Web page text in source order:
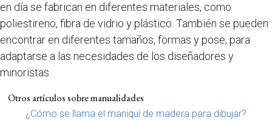
en día se fabrican en diferentes materiales, como
poliestireno, fibra de vidrio y plástico. También se pueden
encontrar en diferentes tamaños, formas y pose, para
adaptarse a las necesidades de los diseñadores y
minoristas.
Otros artículos sobre manualidades
¿Cómo se llama el maniquí de madera para dibujar?